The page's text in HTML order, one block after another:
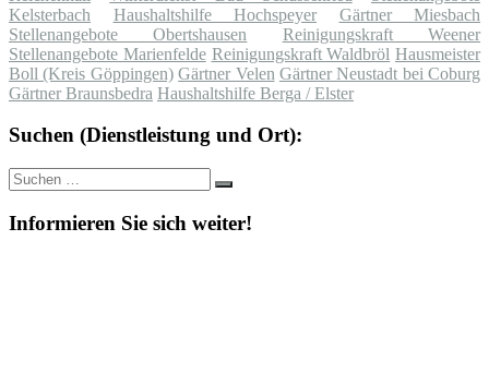
Kelsterbach
Haushaltshilfe Hochspeyer
Gärtner Miesbach
Stellenangebote Obertshausen
Reinigungskraft Weener
Stellenangebote Marienfelde Reinigungskraft Waldbröl Hausmeister
Boll (Kreis Göppingen) Gärtner Velen Gärtner Neustadt bei Coburg
Gärtner Braunsbedra Haushaltshilfe Berga / Elster
Suchen (Dienstleistung und Ort):
Suche
nach:
Suchen
Informieren Sie sich weiter!